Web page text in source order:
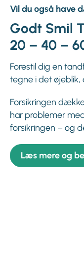
Vil du også have
Godt Smil
20 – 40 –
Forestil dig en
tegne i det øjeblik,
Forsikringen
har problemer
forsikringen – og
Læs mere og